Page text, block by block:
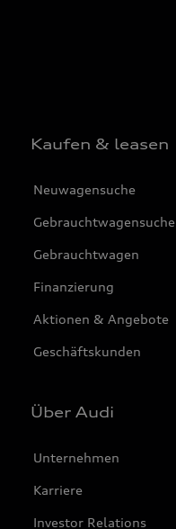
Kaufen & leasen
Neuwagensuche
Gebrauchtwagensuche
Gebrauchtwagen
Finanzierung
Aktionen & Angebote
Geschäftskunden
Über Audi
Unternehmen
Karriere
Investor Relations